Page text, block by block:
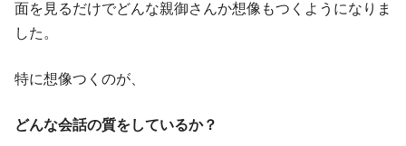
面を見るだけでどんな親御さんか想像もつくようになりま
した。
特に想像つくのが、
どんな会話の質をしているか？